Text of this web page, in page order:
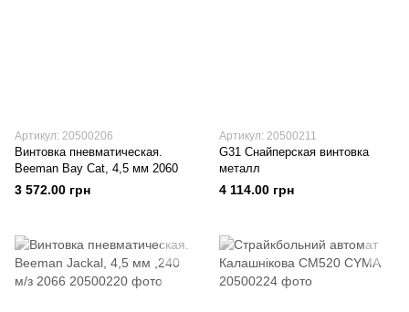
Артикул: 20500206
Винтовка пневматическая.
Beeman Bay Cat, 4,5 мм 2060
3 572.00 грн
Артикул: 20500211
G31 Снайперская винтовка
металл
4 114.00 грн